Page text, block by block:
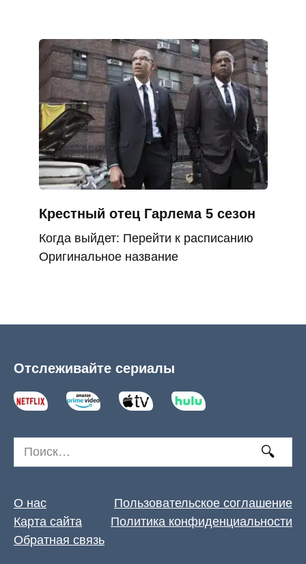
Крестный отец Гарлема 5 сезон
Когда выйдет: Перейти к расписанию
Оригинальное название
Отслеживайте сериалы
Search
for:
О нас
Пользовательское соглашение
Карта сайта
Политика конфиденциальности
Обратная связь